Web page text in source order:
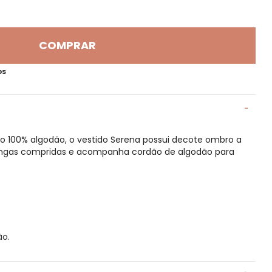
COMPRAR
algodão, o vestido Serena possui decote ombro a
compridas e acompanha cordão de algodão para